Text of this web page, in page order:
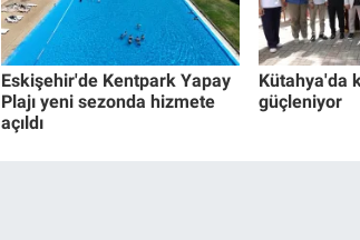
Eskişehir'de Kentpark Yapay
Plajı yeni sezonda hizmete
açıldı
Kütahya'da
güçleniyor